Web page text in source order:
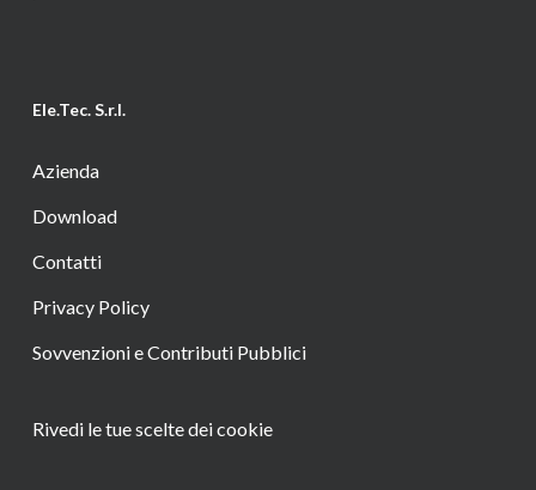
Ele.Tec. S.r.l.
Azienda
Download
Contatti
Privacy Policy
Sovvenzioni e Contributi Pubblici
Rivedi le tue scelte dei cookie